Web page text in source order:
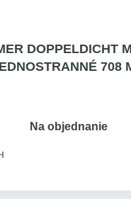
DOPPELDICHT
708
Na objednanie